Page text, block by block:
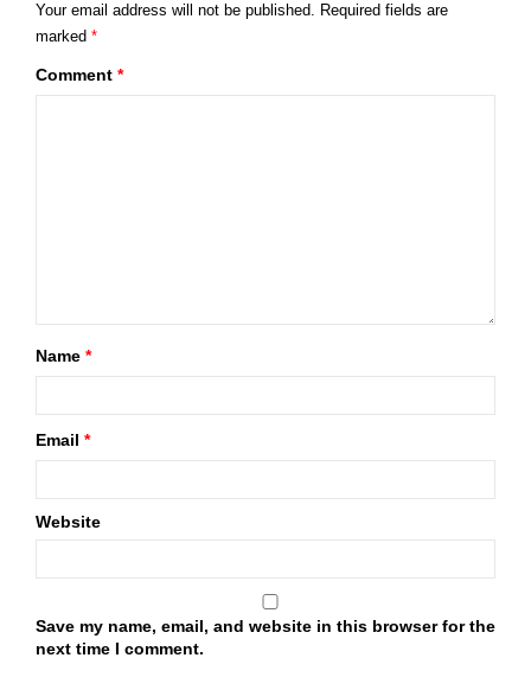
Your email address will not be published. Required fields are
marked *
Comment *
Name *
Email *
Website
Save my name, email, and website in this browser for the
next time I comment.